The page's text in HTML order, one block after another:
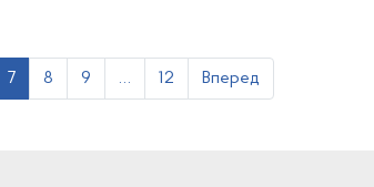
7 8 9 … 12 Вперед